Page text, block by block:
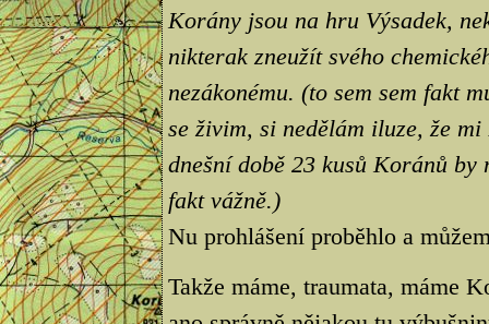
Korány jsou na hru Výsadek,
nikterak zneužít svého
nezákonému. (to sem sem fakt
se živim, si nedělám iluze, že
dnešní době 23 kusů Koránů
fakt vážně.)
Nu prohlášení proběhlo a
Takže máme, traumata, máme